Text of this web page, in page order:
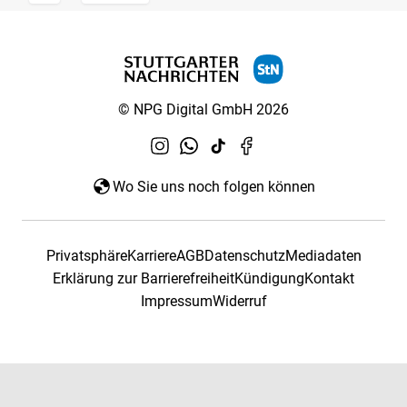
© NPG Digital GmbH 2026
Wo Sie uns noch folgen können
PrivatsphäreKarriereAGBDatenschutzMediadaten
Erklärung zur BarrierefreiheitKündigungKontakt
ImpressumWiderruf